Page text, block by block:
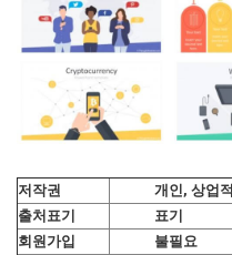
저작권
개인, 상업
출처표기
표기
회원가입
불필요